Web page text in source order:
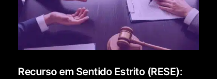
Recurso em Sentido Estrito (RESE):